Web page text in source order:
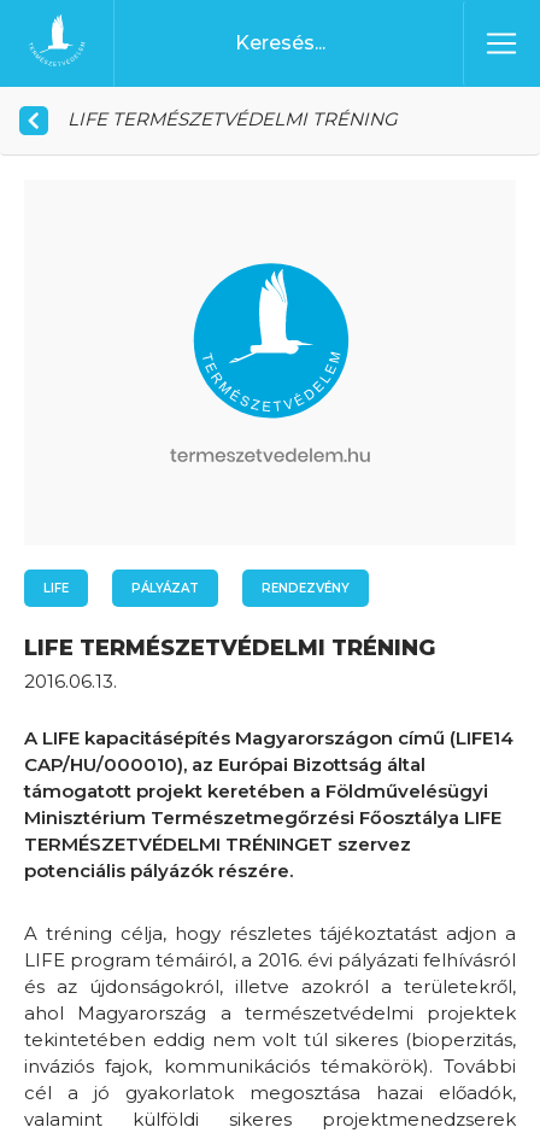
Ugrás a tartalomhoz
Főoldal
LIFE TERMÉSZETVÉDELMI TRÉNING
LIFE PÁLYÁZAT RENDEZVÉNY
LIFE TERMÉSZETVÉDELMI TRÉNING
2016.06.13.
A LIFE kapacitásépítés Magyarországon című (LIFE14
CAP/HU/000010), az Európai Bizottság által
támogatott projekt keretében a Földművelésügyi
Minisztérium Természetmegőrzési Főosztálya LIFE
TERMÉSZETVÉDELMI TRÉNINGET szervez
potenciális pályázók részére.
A tréning célja, hogy részletes tájékoztatást adjon a
LIFE program témáiról, a 2016. évi pályázati felhívásról
és az újdonságokról, illetve azokról a területekről,
ahol Magyarország a természetvédelmi projektek
tekintetében eddig nem volt túl sikeres (bioperzitás,
inváziós fajok, kommunikációs témakörök). További
cél a jó gyakorlatok megosztása hazai előadók,
valamint külföldi sikeres projektmenedzserek